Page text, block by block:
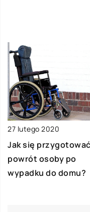
27 lutego 2020
Jak się
powrót osoby po
wypadku do domu?